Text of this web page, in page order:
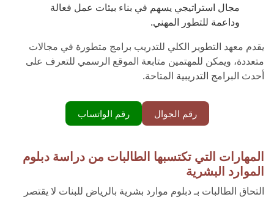
مجال استراتيجي يسهم في بناء بيئات عمل فعالة
وداعمة للتطور المهني.
يقدم معهد التطوير الكلي للتدريب برامج متطورة في مجالات
متعددة، ويمكن للمهتمين متابعة الموقع الرسمي للتعرف على
أحدث البرامج التدريبية المتاحة.
رقم الجوال رقم الواتساب
المهارات التي تكتسبها الطالبات من دراسة دبلوم
الموارد البشرية
التحاق الطالبات بـ دبلوم موارد بشرية بالرياض للبنات لا يقتصر